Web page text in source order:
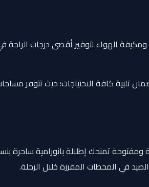
الهواء لتوفير أقصى درجات الراحة
تلبية كافة الاحتياجات؛ حيث
في المحطات المقررة خلال الرحلة.